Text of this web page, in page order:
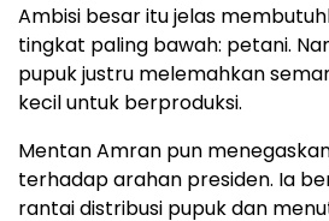
Ambisi besar itu jelas
tingkat paling bawah: petani.
pupuk justru melemahkan
kecil untuk berproduksi.
Mentan Amran pun
terhadap arahan presiden. Ia
rantai distribusi pupuk dan